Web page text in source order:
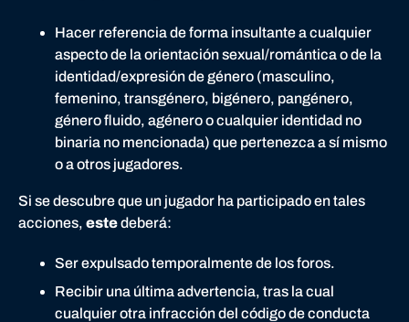
Hacer referencia de forma insultante a cualquier
aspecto de la orientación sexual/romántica o de la
identidad/expresión de género (masculino,
femenino, transgénero, bigénero, pangénero,
género fluido, agénero o cualquier identidad no
binaria no mencionada) que pertenezca a sí mismo
o a otros jugadores.
Si se descubre que un jugador ha participado en tales
acciones, estedeberá:
Ser expulsado temporalmente de los foros.
Recibir una última advertencia, tras la cual
cualquier otra infracción del código de conducta